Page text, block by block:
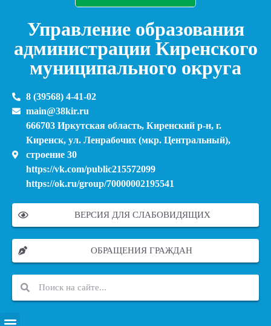
Управление образования
администрации Киренского
муниципального округа
8 (39568) 4-41-02
main@38kir.ru
666703 Иркутская область, Киренский р-н, г.
Киренск, ул. Ленрабочих (мкр. Центральный),
строение 30
https://vk.com/public215572099
https://ok.ru/group/70000002195541
ВЕРСИЯ ДЛЯ СЛАБОВИДЯЩИХ
ОБРАЩЕНИЯ ГРАЖДАН